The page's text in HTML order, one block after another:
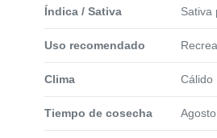
Índica / Sativa Sativa
Uso recomendado
Clima Cálido
Tiempo de cosecha Agosto